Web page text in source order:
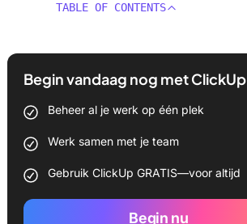
TABLE OF CONTENTS
Begin vandaag nog met ClickUp
Beheer al je werk op één plek
Werk samen met je team
Gebruik ClickUp GRATIS—voor altijd
Begin nu